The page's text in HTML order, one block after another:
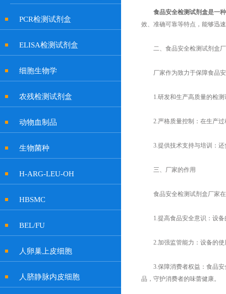
PCR检测试剂盒
ELISA检测试剂盒
细胞生物学
农残检测试剂盒
动物血制品
生物菌种
H-ARG-LEU-OH
HBSMC
BEL/FU
人卵巢上皮细胞
人脐静脉内皮细胞
食品安全检测试剂盒是一
效、准确可靠等特点，能够迅
二、食品安全检测试剂盒厂
厂家作为致力于保障食品安
1.研发和生产高质量的检测
2.严格质量控制：在生产过
3.提供技术支持与培训：还
三、厂家的作用
食品安全检测试剂盒厂家在
1.提高食品安全意识：设备
2.加强监管能力：设备的使
3.保障消费者权益：食品安
品，守护消费者的味蕾健康。